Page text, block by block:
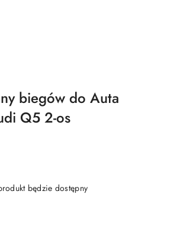
biegów do Auta
Q5 2-os
będzie dostępny